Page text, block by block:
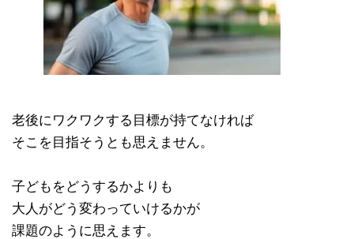
老後にワクワクする目標が持てなければ
そこを目指そうとも思えません。
子どもをどうするかよりも
大人がどう変わっていけるかが
課題のように思えます。